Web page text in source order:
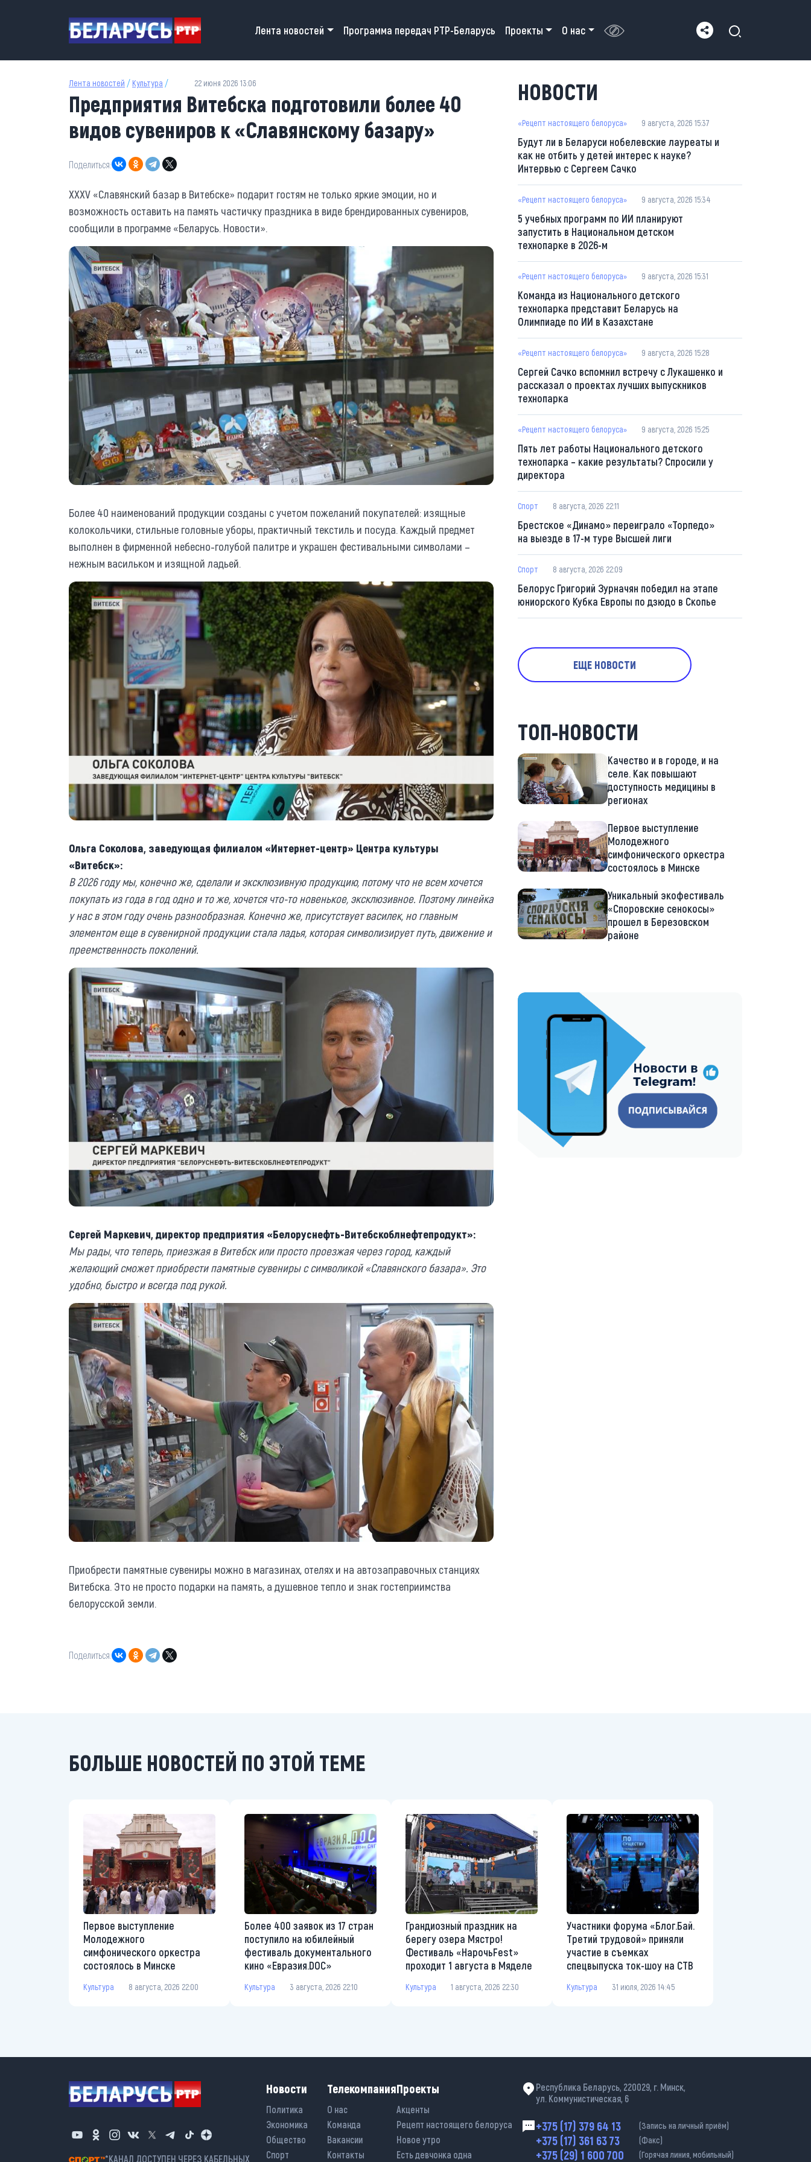
Main navigation
Лента новостей Программа передач РТР-Беларусь Проекты О нас
Лента новостей / Культура / 22 июня 2026 13:06
Предприятия Витебска подготовили более 40
видов сувениров к «Славянскому базару»
Поделиться:
XXXV «Славянский базар в Витебске» подарит гостям не только яркие эмоции, но и
возможность оставить на память частичку праздника в виде брендированных сувениров,
сообщили в программе «Беларусь. Новости».
Более 40 наименований продукции созданы с учетом пожеланий покупателей: изящные
колокольчики, стильные головные уборы, практичный текстиль и посуда. Каждый предмет
выполнен в фирменной небесно-голубой палитре и украшен фестивальными символами –
нежным васильком и изящной ладьей.
Ольга Соколова, заведующая филиалом «Интернет-центр» Центра культуры
«Витебск»:
В 2026 году мы, конечно же, сделали и эксклюзивную продукцию, потому что не всем хочется
покупать из года в год одно и то же, хочется что-то новенькое, эксклюзивное. Поэтому линейка
у нас в этом году очень разнообразная. Конечно же, присутствует василек, но главным
элементом еще в сувенирной продукции стала ладья, которая символизирует путь, движение и
преемственность поколений.
Сергей Маркевич, директор предприятия «Белоруснефть-Витебскоблнефтепродукт»:
Мы рады, что теперь, приезжая в Витебск или просто проезжая через город, каждый
желающий сможет приобрести памятные сувениры с символикой «Славянского базара». Это
удобно, быстро и всегда под рукой.
Приобрести памятные сувениры можно в магазинах, отелях и на автозаправочных станциях
Витебска. Это не просто подарки на память, а душевное тепло и знак гостеприимства
белорусской земли.
Поделиться:
НОВОСТИ
«Рецепт настоящего белоруса» 9 августа, 2026 15:37
Будут ли в Беларуси нобелевские лауреаты и
как не отбить у детей интерес к науке?
Интервью с Сергеем Сачко
«Рецепт настоящего белоруса» 9 августа, 2026 15:34
5 учебных программ по ИИ планируют
запустить в Национальном детском
технопарке в 2026-м
«Рецепт настоящего белоруса» 9 августа, 2026 15:31
Команда из Национального детского
технопарка представит Беларусь на
Олимпиаде по ИИ в Казахстане
«Рецепт настоящего белоруса» 9 августа, 2026 15:28
Сергей Сачко вспомнил встречу с Лукашенко и
рассказал о проектах лучших выпускников
технопарка
«Рецепт настоящего белоруса» 9 августа, 2026 15:25
Пять лет работы Национального детского
технопарка – какие результаты? Спросили у
директора
Спорт 8 августа, 2026 22:11
Брестское «Динамо» переиграло «Торпедо»
на выезде в 17-м туре Высшей лиги
Спорт 8 августа, 2026 22:09
Белорус Григорий Зурначян победил на этапе
юниорского Кубка Европы по дзюдо в Скопье
ЕЩЕ НОВОСТИ
ТОП-НОВОСТИ
Качество и в городе, и на
селе. Как повышают
доступность медицины в
регионах
Первое выступление
Молодежного
симфонического оркестра
состоялось в Минске
Уникальный экофестиваль
«Споровские сенокосы»
прошел в Березовском
районе
https://t.me/minskctvby
БОЛЬШЕ НОВОСТЕЙ ПО ЭТОЙ ТЕМЕ
Первое выступление
Молодежного
симфонического оркестра
состоялось в Минске
Культура 8 августа, 2026 22:00
Более 400 заявок из 17 стран
поступило на юбилейный
фестиваль документального
кино «Евразия.DOC»
Культура 3 августа, 2026 22:10
Грандиозный праздник на
берегу озера Мястро!
Фестиваль «НарочьFest»
проходит 1 августа в Мяделе
Культура 1 августа, 2026 22:30
Участники форума «Блог.Бай.
Третий трудовой» приняли
участие в съемках
спецвыпуска ток-шоу на СТВ
Культура 31 июля, 2026 14:45
*КАНАЛ ДОСТУПЕН ЧЕРЕЗ КАБЕЛЬНЫХ
Новости
Политика
Экономика
Общество
Спорт
Телекомпания
О нас
Команда
Вакансии
Контакты
Проекты
Акценты
Рецепт настоящего белоруса
Новое утро
Есть девчонка одна
Республика Беларусь, 220029, г. Минск,
ул. Коммунистическая, 6
+375 (17) 379 64 13 (Запись на личный приём)
+375 (17) 361 63 73 (Факс)
+375 (29) 1 600 700 (Горячая линия, мобильный)